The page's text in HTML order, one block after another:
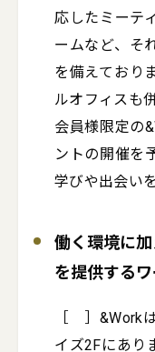
応したミーテ
ームなど、そ
を備えており
ルオフィスも
会員様限定の
ントの開催を
学びや出会い
働く環境に
を提供する
［　］&Work
イズ2Fにあり